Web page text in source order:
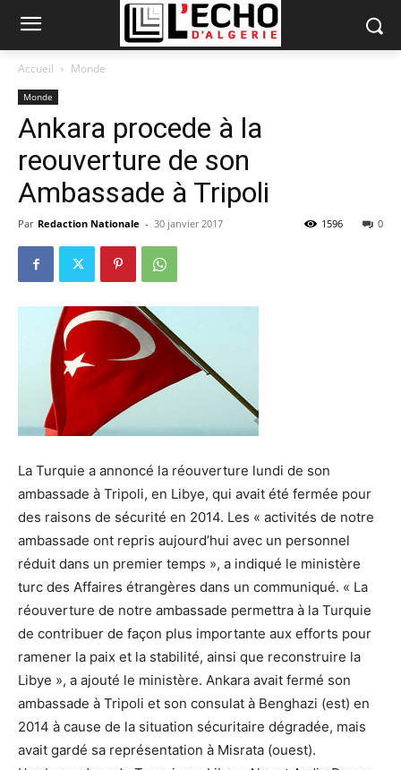
Accueil Monde
Monde
Ankara procede à la
reouverture de son
Ambassade à Tripoli
Par Redaction Nationale - 30 janvier 2017 0
1596
La Turquie a annoncé la réouverture lundi de son
ambassade à Tripoli, en Libye, qui avait été fermée pour
des raisons de sécurité en 2014. Les « activités de notre
ambassade ont repris aujourd’hui avec un personnel
réduit dans un premier temps », a indiqué le ministère
turc des Affaires étrangères dans un communiqué. « La
réouverture de notre ambassade permettra à la Turquie
de contribuer de façon plus importante aux efforts pour
ramener la paix et la stabilité, ainsi que reconstruire la
Libye », a ajouté le ministère. Ankara avait fermé son
ambassade à Tripoli et son consulat à Benghazi (est) en
2014 à cause de la situation sécuritaire dégradée, mais
avait gardé sa représentation à Misrata (ouest).